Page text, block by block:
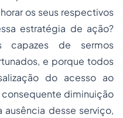
os seus respectivos
estratégia de ação?
capazes de sermos
e porque todos
do acesso ao
diminuição
desse serviço,